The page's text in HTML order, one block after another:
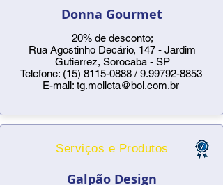
Donna Gourmet
20% de desconto;
Rua Agostinho Decário, 147 - Jardim
Gutierrez, Sorocaba - SP
Telefone: (15) 8115-0888/9.99792-8853
E-mail: tg.molleta@bol.com.br
Serviços e Produtos
Galpão Design